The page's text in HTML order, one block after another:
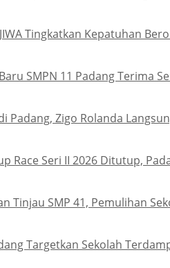
Tingkatkan Kepatuhan
SMPN 11 Padang Terima
Padang, Zigo Rolanda
Race Seri II 2026 Ditutup,
Tinjau SMP 41, Pemulihan
Targetkan Sekolah